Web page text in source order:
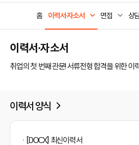
홈 이력서·자소서 면접 상
이력서·자소서
취업의 첫 번째 관문! 서류전형 합격을 위한 이
이력서 양식
[DOCX] 최신이력서